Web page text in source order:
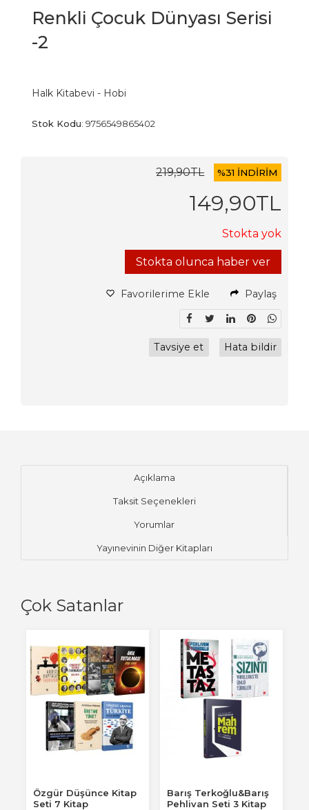
Renkli Çocuk Dünyası Serisi
-2
Halk Kitabevi - Hobi
Stok Kodu: 9756549865402
219,90TL %31 İNDİRİM
149,90TL
Stokta yok
Stokta olunca haber ver
Favorilerime Ekle Paylaş
Tavsiye et Hata bildir
Açıklama
Taksit Seçenekleri
Yorumlar
Yayınevinin Diğer Kitapları
Çok Satanlar
Özgür Düşünce Kitap
Seti 7 Kitap
Barış Terkoğlu&Barış
Pehlivan Seti 3 Kitap